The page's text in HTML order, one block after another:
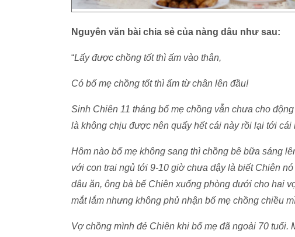
Nguyên văn bài chia sẻ của nàng dâu như sau:
“Lấy được chồng tốt thì ấm vào thân,
Có bố mẹ chồng tốt thì ấm từ chân lên đầu!
Sinh Chiên 11 tháng bố mẹ chồng vẫn chưa cho
là không chịu được nên quẩy hết cái này rồi lại tới cái
Hôm nào bố mẹ không sang thì chồng bê bữa sáng
với con trai ngủ tới 9-10 giờ chưa dậy là biết Chiên
dâu ăn, ông bà bế Chiên xuống phòng dưới cho hai
mắt lắm nhưng không phủ nhận bố mẹ chồng chiều
Vợ chồng mình đẻ Chiên khi bố mẹ đã ngoài 70